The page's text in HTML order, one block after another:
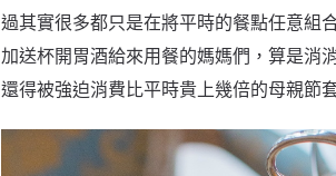
過其實很多都只是在將平時的餐點任意組
加送杯開胃酒給來用餐的媽媽們，算是消
還得被強迫消費比平時貴上幾倍的母親節